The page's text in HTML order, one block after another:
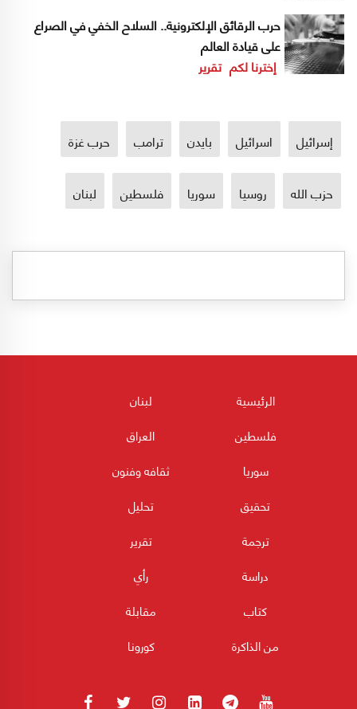
حرب الرقائق الإلكترونية.. السلاح الخفي في الصراع
على قيادة العالم
إخترنا لكم تقرير
إسرائيل اسرائيل بايدن ترامب حرب غزة
حزب الله روسيا سوريا فلسطين لبنان
الرئيسية
لبنان
فلسطين
العراق
سوريا
ثقافه وفنون
تحقيق
تحليل
ترجمة
تقرير
دراسة
رأي
كتاب
مقابلة
من الذاكرة
كورونا